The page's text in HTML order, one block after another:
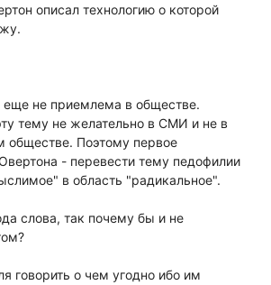
описал технологию о которой
не приемлема в обществе.
тему не желательно в СМИ и не в
обществе. Поэтому первое
- перевести тему педофилии
в область "радикальное".
слова, так почему бы и не
говорить о чем угодно ибо им